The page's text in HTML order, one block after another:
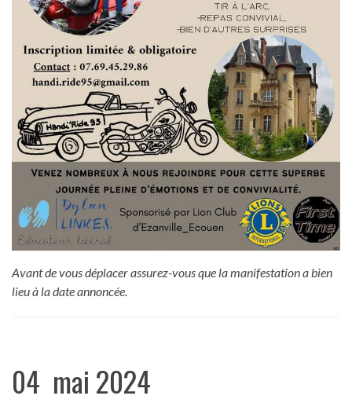
Avant de vous déplacer assurez-vous que la manifestation a bien
lieu à la date annoncée.
04 mai 2024